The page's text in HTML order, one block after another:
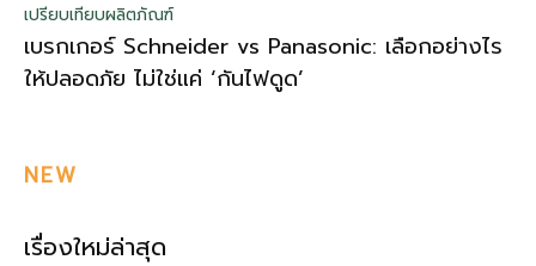
เปรียบเทียบผลิตภัณฑ์
เบรกเกอร์ Schneider vs Panasonic: เลือกอย่างไร
ให้ปลอดภัย ไม่ใช่แค่ ‘กันไฟดูด’
NEW
เรื่องใหม่ล่าสุด